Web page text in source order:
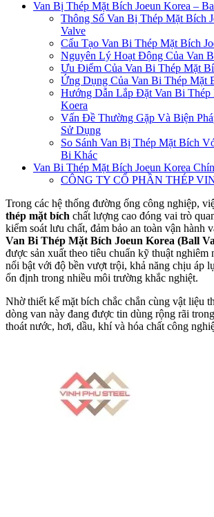
Van Bị Thép Mặt Bích Joeun Korea –
Thông Số Van Bị Thép Mặt Bích
Valve
Cấu Tạo Van Bi Thép Mặt Bích
Nguyên Lý Hoạt Động Của Van
Ưu Điểm Của Van Bi Thép Mặt
Ứng Dụng Của Van Bi Thép Mặt
Hướng Dẫn Lắp Đặt Van Bi Thép
Koera
Vấn Đề Thường Gặp Và Biện
Sử Dụng
So Sánh Van Bị Thép Mặt Bích
Bi Khác
Van Bi Thép Mặt Bích Joeun Korea
CÔNG TY CỔ PHẦN THÉP
Trong các hệ thống đường ống công nghiệp,
thép mặt bích chất lượng cao đóng vai trò
kiểm soát lưu chất, đảm bảo an toàn vận hành
Van Bi Thép Mặt Bích Joeun Korea (Ball
được sản xuất theo tiêu chuẩn kỹ thuật nghiêm
nổi bật với độ bền vượt trội, khả năng chịu áp
ổn định trong nhiều môi trường khắc nghiệt.
Nhờ thiết kế mặt bích chắc chắn cùng vật liệu
dòng van này đang được tin dùng rộng rãi
thoát nước, hơi, dầu, khí và hóa chất công